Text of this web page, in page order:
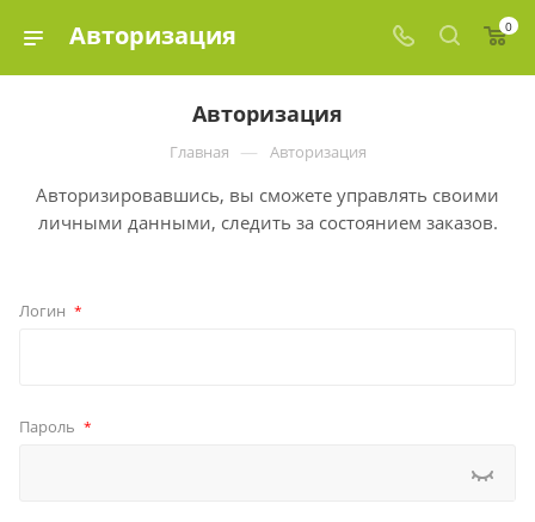
Авторизация 0
Авторизация
Главная — Авторизация
Авторизировавшись, вы сможете управлять своими
личными данными, следить за состоянием заказов.
Логин *
Пароль *